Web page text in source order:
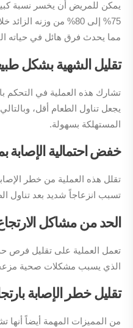
يمكن للمريض أن يخسر نسبة
75% إلى 80% من وزنه
مما يحدث فرق هائل في حياته
تقليل الشهية بشكل
تشارك هذه العملية في التحكم
يجعل تناول الطعام أقل،
المستهلكة بسهولة.
خفض احتمالية الإصابة
تقلل هذه العملية من خطر
تسبب انزعاجاً شديد بعد تناول
الحد من مشاكل
تعمل العملية على تقليل فرص
الذي يسبب مشكلات صحية
تقليل خطر الإصابة
من المميزات المهمة أيضاً